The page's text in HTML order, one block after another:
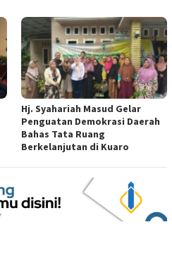
Hj. Syahariah Masud Gelar
Penguatan Demokrasi Daerah
Bahas Tata Ruang
Berkelanjutan di Kuaro